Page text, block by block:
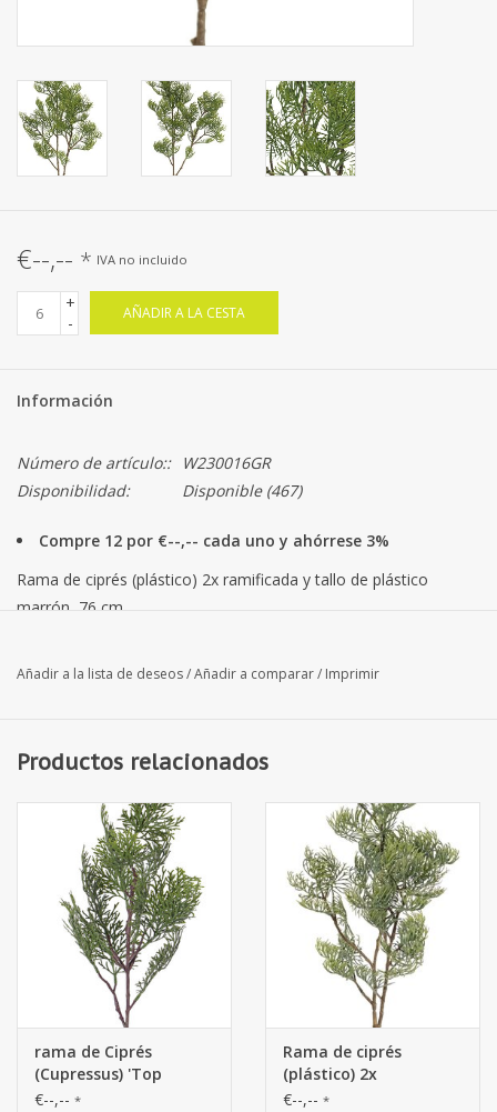
€--,-- * IVA no incluido
+
-
AÑADIR A LA CESTA
Información
Número de artículo::
W230016GR
Disponibilidad:
Disponible(467)
Compre 12 por €--,-- cada uno y ahórrese 3%
Rama de ciprés (plástico) 2x ramificada y tallo de plástico
marrón, 76 cm
Añadir a la lista de deseos/Añadir a comparar/ Imprimir
Productos relacionados
rama de Ciprés
(Cupressus) 'Top
Green', 13 hojas, 60cm
€--,-- *
Rama de ciprés
(plástico) 2x
ramificada y tallo de
€--,-- *